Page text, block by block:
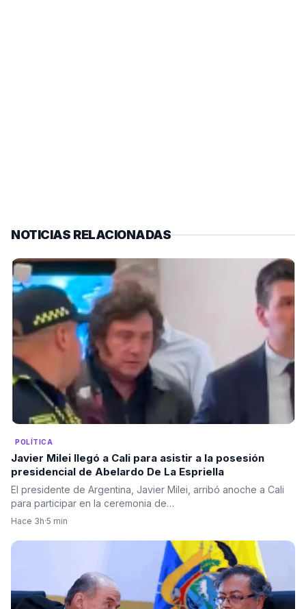
NOTICIAS RELACIONADAS
POLÍTICA
Javier Milei llegó a Cali para asistir a la posesión
presidencial de Abelardo De La Espriella
El presidente de Argentina, Javier Milei, arribó anoche a Cali
para participar en la ceremonia de…
Hace 3h·5 min